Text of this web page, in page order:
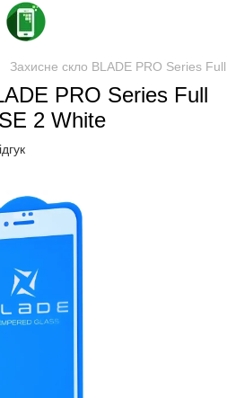
Захисне скло BLADE PRO Series
PRO Series Full
2 White